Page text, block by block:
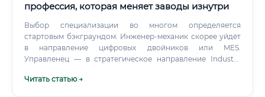
профессия, которая меняет заводы изнутри
Выбор специализации во многом определяется
стартовым бэкграундом. Инженер-механик скорее уйдёт
в направление цифровых двойников или MES.
Управленец — в стратегическое направление Industry
Читать статью →